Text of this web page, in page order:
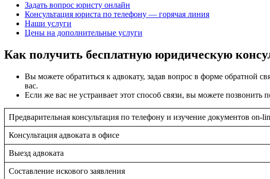
Задать вопрос юристу онлайн
Консультация юриста по телефону — горячая линия
Наши услуги
Цены на дополнительные услуги
Как получить бесплатную юридическую
Вы можете обратиться к адвокату, задав вопрос в форме обратной
вас.
Если же вас не устраивает этот способ связи, вы можете позвонить
Предварительная консультация по телефону и изучение документов on-
Консультация адвоката в офисе
Выезд адвоката
Составление искового заявления